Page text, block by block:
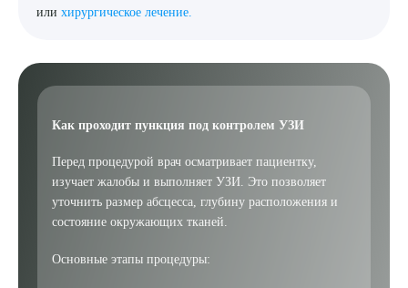
илихирургическое лечение.
Как проходит пункция под контролем УЗИ
Перед процедурой врач осматривает пациентку,
изучает жалобы и выполняет УЗИ. Это позволяет
уточнить размер абсцесса, глубину расположения и
состояние окружающих тканей.
Основные этапы процедуры: